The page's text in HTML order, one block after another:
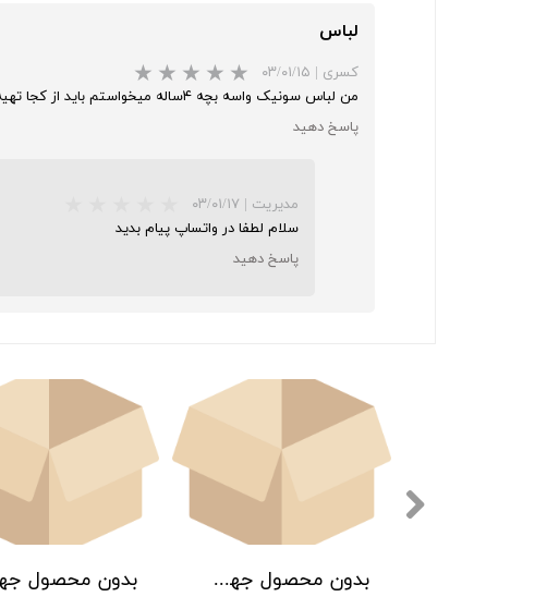
لباس
کسری
۰۳/۰۱/۱۵
من لباس سونیک واسه بچه ۴ساله میخواستم باید از کجا تهیه کنم
پاسخ دهید
مدیریت ۰۳/۰۱/۱۷
سلام لطفا در واتساپ پیام بدید
پاسخ دهید
بدون محصول جهت نمایش